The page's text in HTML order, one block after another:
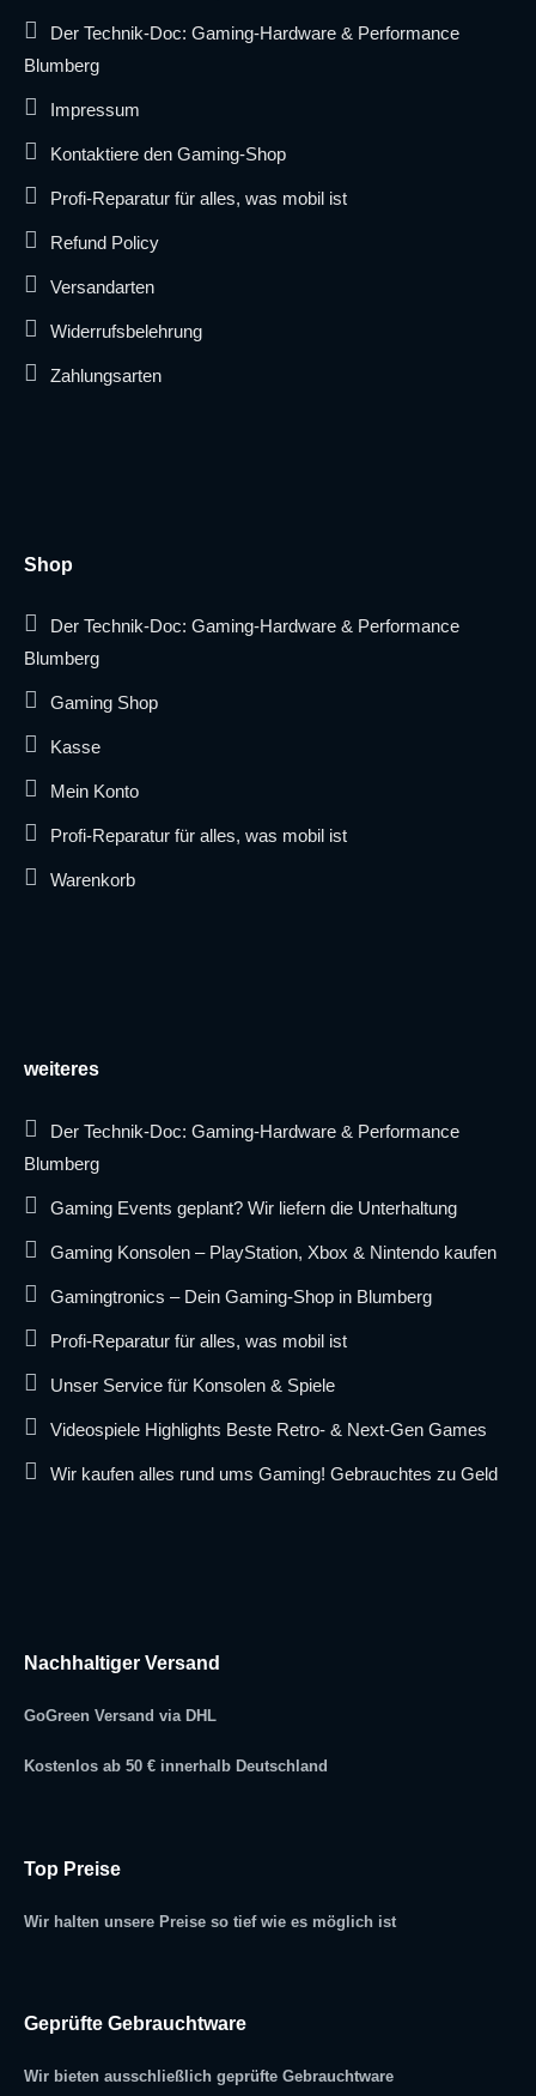
Der Technik-Doc: Gaming-Hardware & Performance
Blumberg
Impressum
Kontaktiere den Gaming-Shop
Profi-Reparatur für alles, was mobil ist
Refund Policy
Versandarten
Widerrufsbelehrung
Zahlungsarten
Shop
Der Technik-Doc: Gaming-Hardware & Performance
Blumberg
Gaming Shop
Kasse
Mein Konto
Profi-Reparatur für alles, was mobil ist
Warenkorb
weiteres
Der Technik-Doc: Gaming-Hardware & Performance
Blumberg
Gaming Events geplant? Wir liefern die Unterhaltung
Gaming Konsolen – PlayStation, Xbox & Nintendo kaufen
Gamingtronics – Dein Gaming-Shop in Blumberg
Profi-Reparatur für alles, was mobil ist
Unser Service für Konsolen & Spiele
Videospiele Highlights Beste Retro- & Next-Gen Games
Wir kaufen alles rund ums Gaming! Gebrauchtes zu Geld
Nachhaltiger Versand
GoGreen Versand via DHL
Kostenlos ab 50 € innerhalb Deutschland
Top Preise
Wir halten unsere Preise so tief wie es möglich ist
Geprüfte Gebrauchtware
Wir bieten ausschließlich geprüfte Gebrauchtware